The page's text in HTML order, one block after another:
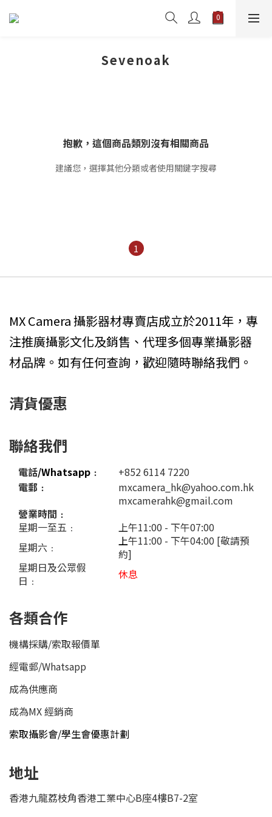
Sevenoak
抱歉，這個商品類別沒有相關商品
建議您，選擇其他分類或者使用關鍵字搜尋
1
MX Camera 攝影器材專賣店成立於2011年，專
注推廣攝影文化及銷售、代理多個專業攝影器
材品牌。如有任何查詢，歡迎隨時聯絡我們。
清貨優惠
聯絡我們
電話/Whatsapp ﹕
+852 6114 7220
電郵﹕
mxcamera_hk@yahoo.com.hk
mxcamerahk@gmail.com
營業時間﹕
星期一至五﹕
上午11:00 - 下午07:00
星期六﹕
上午11:00 - 下午04:00 [敬請預
約]
星期日及公眾假
日﹕
休息
各類合作
機構採購/索取報價單
經電郵/Whatsapp
成為供應商
成為MX 經銷商
索取攝影會/學生會優惠計劃
地址
香港九龍荔枝角香港工業中心B座4樓B7-2室